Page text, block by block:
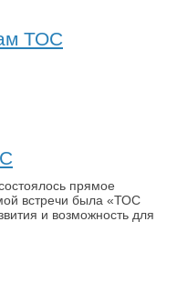
ТОС
прямое
встречи была «ТОС
и возможность для